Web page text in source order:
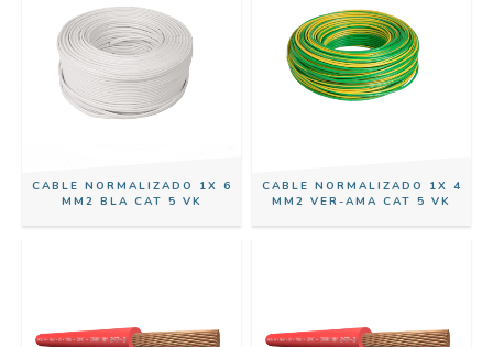
CABLE NORMALIZADO 1X 6
MM2 BLA CAT 5 VK
CABLE NORMALIZADO 1X 4
MM2 VER-AMA CAT 5 VK